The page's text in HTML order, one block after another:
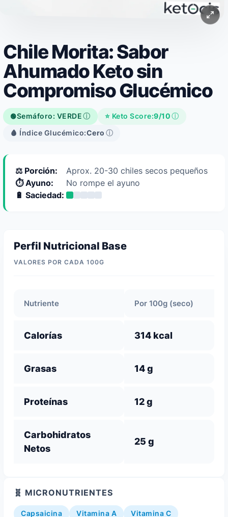
Chile Morita: Sabor
Ahumado Keto sin
Compromiso Glucémico
🟢Semáforo: VERDEⓘ ⭐ Keto Score:9/10ⓘ
🩸 Índice Glucémico:Cero ⓘ
⚖️ Porción:
Aprox. 20-30 chiles secos pequeños
⏱️ Ayuno:
No rompe el ayuno
🔋 Saciedad:
Perfil Nutricional Base
VALORES POR CADA 100G
Nutriente Por 100g (seco)
Calorías 314 kcal
Grasas 14 g
Proteínas 12 g
Carbohidratos
Netos
25 g
🧬 MICRONUTRIENTES
Capsaicina Vitamina A Vitamina C